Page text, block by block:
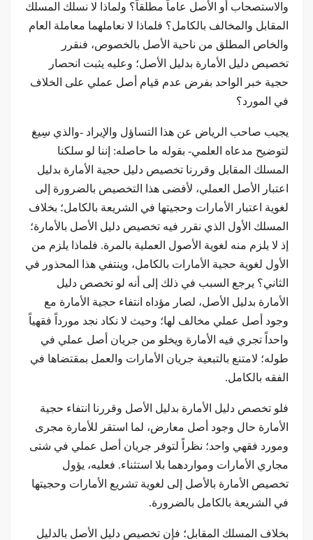
والاستصحاب أو الأصل عاماً مطلقاً؟ ولماذا لا نسلك المسلك
المقابل والمخالف بالكامل؟ فلماذا لا نعاملهما معاملة العام
والخاص المطلق من ناحية الأصل بالخصوص، فنقرر
تخصيص دليل الأمارة بدليل الأصل؛ وعليه يثبت انحصار
حجية خبر الواحد بفرض عدم قيام أصل عملي على الخلاف
في المورد؟
يجيب صاحب الرياض عن هذا التساؤل والإيراد -والذي سِيغ
لتوضيح مدعاه العلمي- بقوله ما حاصله: إننا لو سلكنا
المسلك المقابل وقررنا تخصيص دليل حجية الأمارة بدليل
اعتبار الأصل العملي، لأفضى هذا التخصيص بالضرورة إلى
لغوية اعتبار الأمارات وحجيتها في الشريعة بالكامل؛ بخلاف
المسلك الأول الذي نقرر فيه تخصيص دليل الأصل بالأمارة؛
إذ لا يلزم منه لغوية الأصول العملية بالمرة. فلماذا يلزم من
الأول لغوية حجية الأمارات بالكامل، وينتفي هذا المحذور في
الثاني؟ يرجع السبب في ذلك إلى أنه لو تخصص دليل
الأمارة بدليل الأصل، لصار مؤداه انتفاء حجية الأمارة مع
وجود أصل عملي مخالف لها؛ وحيث لا نكاد نجد مورداً فقهياً
واحداً تجري فيه الأمارة ويخلو من جريان أصل عملي في
طوله؛ لامتنع بالتبعية جريان الأمارات والعمل بمقتضاها في
الفقه بالكامل.
فلو تخصص دليل الأمارة بدليل الأصل وقررنا انتفاء حجية
الأمارة حال وجود أصل معارض، لما استقر للأمارة مجرى
ومورد فقهي واحد؛ نظراً لتوفر جريان أصل عملي في شتى
مجاري الأمارات ومواردهما بلا استثناء. فعليه، يؤول
تخصيص الأمارة بالأصل إلى لغوية تشريع الأمارات وحجيتها
في الشريعة بالكامل بالضرورة.
بخلاف المسلك المقابل؛ فإن تخصيص دليل الأصل بالدليل